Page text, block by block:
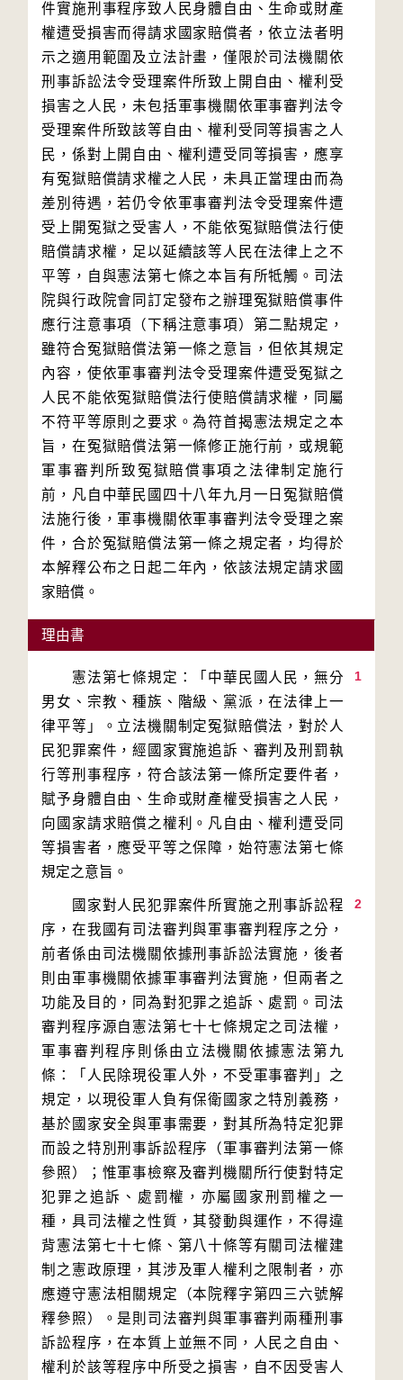
件實施刑事程序致人民身體自由、生命或財產
權遭受損害而得請求國家賠償者，依立法者明
示之適用範圍及立法計畫，僅限於司法機關依
刑事訴訟法令受理案件所致上開自由、權利受
損害之人民，未包括軍事機關依軍事審判法令
受理案件所致該等自由、權利受同等損害之人
民，係對上開自由、權利遭受同等損害，應享
有冤獄賠償請求權之人民，未具正當理由而為
差別待遇，若仍令依軍事審判法令受理案件遭
受上開冤獄之受害人，不能依冤獄賠償法行使
賠償請求權，足以延續該等人民在法律上之不
平等，自與憲法第七條之本旨有所牴觸。司法
院與行政院會同訂定發布之辦理冤獄賠償事件
應行注意事項（下稱注意事項）第二點規定，
雖符合冤獄賠償法第一條之意旨，但依其規定
內容，使依軍事審判法令受理案件遭受冤獄之
人民不能依冤獄賠償法行使賠償請求權，同屬
不符平等原則之要求。為符首揭憲法規定之本
旨，在冤獄賠償法第一條修正施行前，或規範
軍事審判所致冤獄賠償事項之法律制定施行
前，凡自中華民國四十八年九月一日冤獄賠償
法施行後，軍事機關依軍事審判法令受理之案
件，合於冤獄賠償法第一條之規定者，均得於
本解釋公布之日起二年內，依該法規定請求國
理由書
1
憲法第七條規定：「中華民國人民，無分
男女、宗教、種族、階級、黨派，在法律上一
律平等」。立法機關制定冤獄賠償法，對於人
民犯罪案件，經國家實施追訴、審判及刑罰執
行等刑事程序，符合該法第一條所定要件者，
賦予身體自由、生命或財產權受損害之人民，
向國家請求賠償之權利。凡自由、權利遭受同
等損害者，應受平等之保障，始符憲法第七條
2
國家對人民犯罪案件所實施之刑事訴訟程
序，在我國有司法審判與軍事審判程序之分，
前者係由司法機關依據刑事訴訟法實施，後者
則由軍事機關依據軍事審判法實施，但兩者之
功能及目的，同為對犯罪之追訴、處罰。司法
審判程序源自憲法第七十七條規定之司法權，
軍事審判程序則係由立法機關依據憲法第九
條：「人民除現役軍人外，不受軍事審判」之
規定，以現役軍人負有保衛國家之特別義務，
基於國家安全與軍事需要，對其所為特定犯罪
而設之特別刑事訴訟程序（軍事審判法第一條
參照）；惟軍事檢察及審判機關所行使對特定
犯罪之追訴、處罰權，亦屬國家刑罰權之一
種，具司法權之性質，其發動與運作，不得違
背憲法第七十七條、第八十條等有關司法權建
制之憲政原理，其涉及軍人權利之限制者，亦
應遵守憲法相關規定（本院釋字第四三六號解
釋參照）。是則司法審判與軍事審判兩種刑事
訴訟程序，在本質上並無不同，人民之自由、
權利於該等程序中所受之損害，自不因受害人